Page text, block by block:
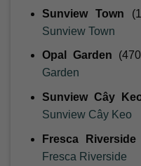
Sunview Town
Sunview Town
Opal Garden
Garden
Sunview Cây
Sunview Cây Keo
Fresca Riverside
Fresca Riverside